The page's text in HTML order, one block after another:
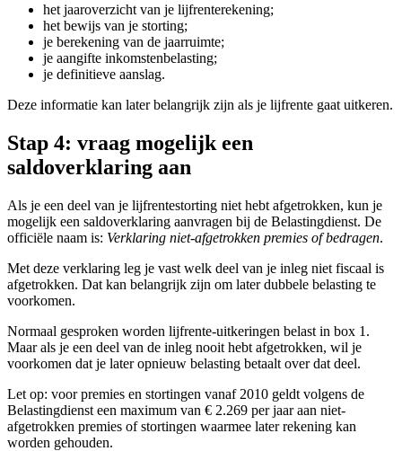
het jaaroverzicht van je lijfrenterekening;
het bewijs van je storting;
je berekening van de jaarruimte;
je aangifte inkomstenbelasting;
je definitieve aanslag.
Deze informatie kan later belangrijk zijn als je lijfrente gaat uitkeren.
Stap 4: vraag mogelijk een
saldoverklaring aan
Als je een deel van je lijfrentestorting niet hebt afgetrokken, kun je
mogelijk een saldoverklaring aanvragen bij de Belastingdienst. De
officiële naam is: Verklaring niet-afgetrokken premies of bedragen.
Met deze verklaring leg je vast welk deel van je inleg niet fiscaal is
afgetrokken. Dat kan belangrijk zijn om later dubbele belasting te
voorkomen.
Normaal gesproken worden lijfrente-uitkeringen belast in box 1.
Maar als je een deel van de inleg nooit hebt afgetrokken, wil je
voorkomen dat je later opnieuw belasting betaalt over dat deel.
Let op: voor premies en stortingen vanaf 2010 geldt volgens de
Belastingdienst een maximum van € 2.269 per jaar aan niet-
afgetrokken premies of stortingen waarmee later rekening kan
worden gehouden.